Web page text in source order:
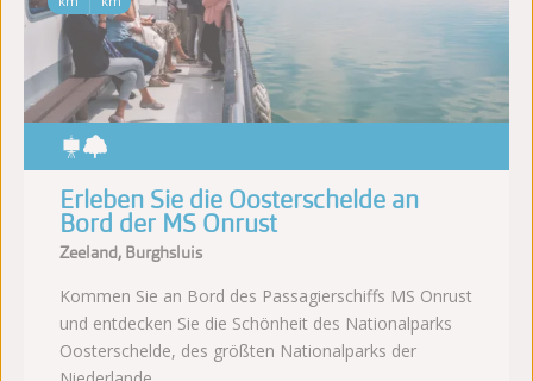
Erleben Sie die Oosterschelde an
Bord der MS Onrust
Zeeland, Burghsluis
Kommen Sie an Bord des Passagierschiffs MS Onrust
und entdecken Sie die Schönheit des Nationalparks
Oosterschelde, des größten Nationalparks der